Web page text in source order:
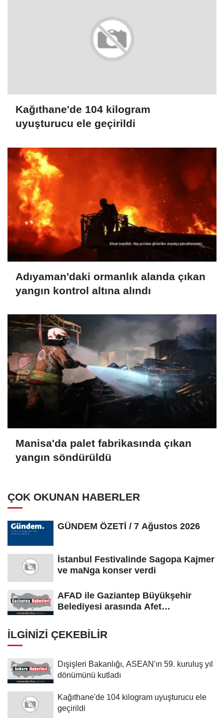
Kağıthane'de 104 kilogram
uyuşturucu ele geçirildi
Adıyaman'daki ormanlık alanda çıkan
yangın kontrol altına alındı
Manisa'da palet fabrikasında çıkan
yangın söndürüldü
ÇOK OKUNAN HABERLER
GÜNDEM ÖZETİ / 7 Ağustos 2026
İstanbul Festivalinde Sagopa Kajmer
ve maNga konser verdi
AFAD ile Gaziantep Büyükşehir
Belediyesi arasında Afet
İLGINIZI ÇEKEBILIR
Dışişleri Bakanlığı, ASEAN'ın 59. kuruluş yıl
dönümünü kutladı
Kağıthane'de 104 kilogram uyuşturucu ele
geçirildi